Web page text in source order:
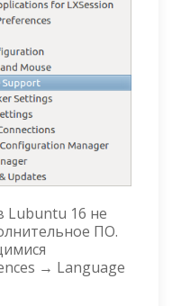
Lubuntu 16 не
ПО.
→ Language